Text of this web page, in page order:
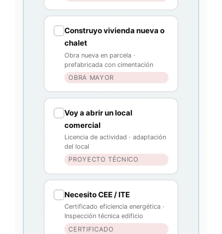
Construyo vivienda nueva o
chalet
Obra nueva en parcela ·
prefabricada con cimentación
OBRA MAYOR
Voy a abrir un local
comercial
Licencia de actividad · adaptación
del local
PROYECTO TÉCNICO
Necesito CEE / ITE
Certificado eficiencia energética ·
Inspección técnica edificio
CERTIFICADO